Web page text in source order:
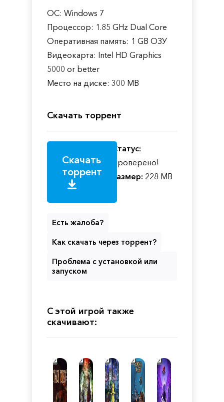
ОС: Windows 7
Процессор: 1.85 GHz Dual Core
Оперативная память: 1 GB ОЗУ
Видеокарта: Intel HD Graphics
5000 or better
Место на диске: 300 MB
Скачать торрент
Скачать
торрент
Статус:
Проверено!
Размер: 228 MB
Есть жалоба?
Как скачать через торрент?
Проблема с установкой или
запуском
С этой игрой также
скачивают: